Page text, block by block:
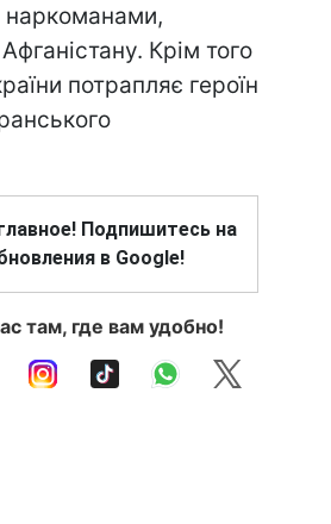
Крім того
потрапляє героїн
Подпишитесь на
в Google!
там, где вам удобно!